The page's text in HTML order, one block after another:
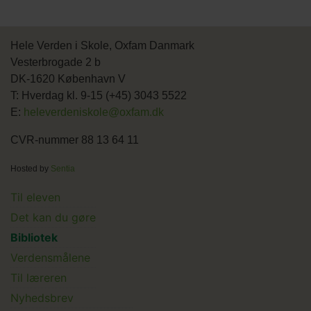
Hele Verden i Skole, Oxfam Danmark
Vesterbrogade 2 b
DK-1620 København V
T: Hverdag kl. 9-15 (+45) 3043 5522
E: heleverdeniskole@oxfam.dk
CVR-nummer 88 13 64 11
Hosted by Sentia
Main
menu
Til eleven
Det kan du gøre
Bibliotek
Verdensmålene
Til læreren
Main
Nyhedsbrev